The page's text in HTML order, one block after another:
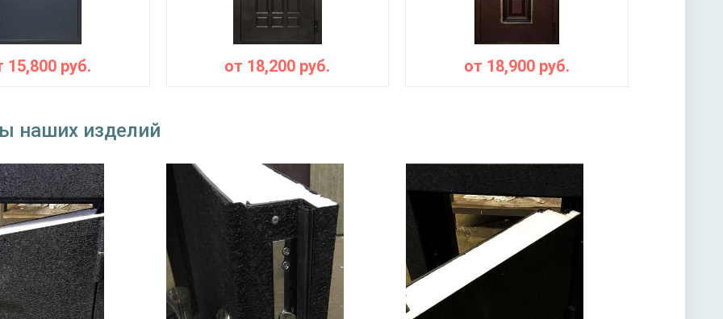
блокираторы
тройной контур уплотнения, терморазрыв, утеплители — пеноплекс, фольгированный изолон,
Особенности модели
наружное / внутреннее,
левое / правое (на выбор)
180°
15,800руб. от 18,200 руб. от 18,900 руб.
наших изделий